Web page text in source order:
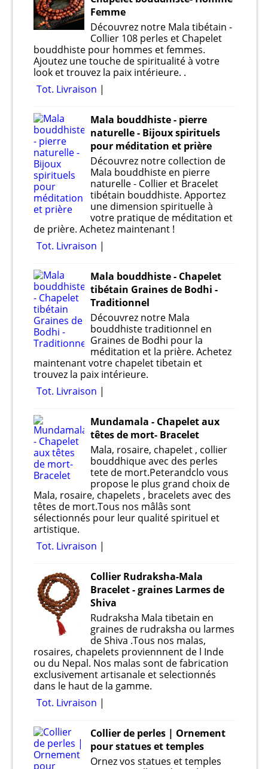
Femme
Découvrez notre Mala tibétain -
Collier 108 perles et Chapelet
bouddhiste pour hommes et femmes.
Ajoutez une touche de spiritualité à votre
look et trouvez la paix intérieure. .
Tot. Livraison
Mala bouddhiste - pierre
naturelle - Bijoux spirituels
pour méditation et prière
Découvrez notre collection de
Mala bouddhiste en pierre
naturelle - Collier et Bracelet
tibétain bouddhiste. Apportez
une dimension spirituelle à
votre pratique de méditation et
de prière. Achetez maintenant !
Tot. Livraison
Mala bouddhiste - Chapelet
tibétain Graines de Bodhi -
Traditionnel
Découvrez notre Mala
bouddhiste traditionnel en
Graines de Bodhi pour la
méditation et la prière. Achetez
maintenant votre chapelet tibetain et
trouvez la paix intérieure.
Tot. Livraison
Mundamala - Chapelet aux
têtes de mort- Bracelet
Mala, rosaire, chapelet , collier
bouddhique avec des perles
tete de mort.Peterandclo vous
propose le plus grand choix de
Mala, rosaire, chapelets , bracelets avec des
têtes de mort.Tous nos mâlâs sont
sélectionnés pour leur qualité spirituel et
artistique.
Tot. Livraison
Collier Rudraksha-Mala
Bracelet - graines Larmes de
Shiva
Rudraksha Mala tibetain en
graines de rudraksha ou larmes
de Shiva .Tous nos malas,
rosaires, chapelets proviennnent de l Inde
ou du Nepal. Nos malas sont de fabrication
exclusivement artisanale et selectionnés
dans le haut de la gamme.
Tot. Livraison
Collier de perles | Ornement
pour statues et temples
Ornez vos statues et temples